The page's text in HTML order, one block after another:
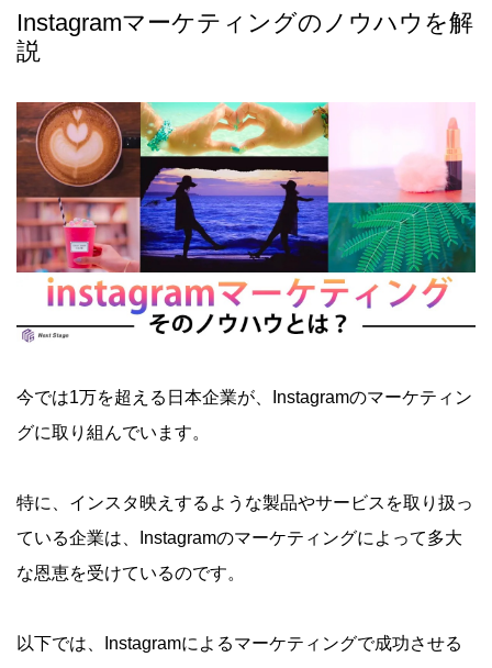
Instagramマーケティングのノウハウを解
説
今では1万を超える日本企業が、Instagramのマーケティン
グに取り組んでいます。
特に、インスタ映えするような製品やサービスを取り扱っ
ている企業は、Instagramのマーケティングによって多大
な恩恵を受けているのです。
以下では、Instagramによるマーケティングで成功させる